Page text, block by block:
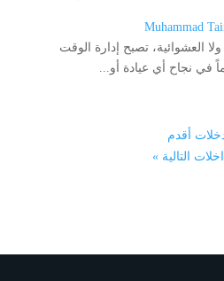
Muhammad
العشوائية، تصبح إدارة الوقت
في نجاح أي عيادة أو...
أقدم
التالية »